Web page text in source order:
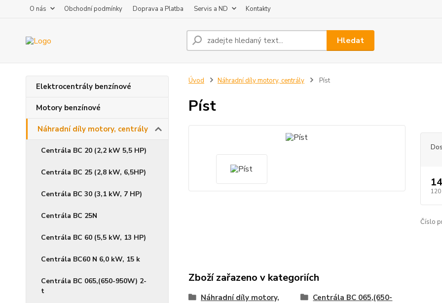
O nás Obchodní podmínky Doprava a Platba Servis a ND Kontakty
Hledat
Elektrocentrály benzínové
Motory benzínové
Náhradní díly motory, centrály
Centrála BC 20 (2,2 kW 5,5 HP)
Centrála BC 25 (2,8 kW, 6,5HP)
Centrála BC 30 (3,1 kW, 7 HP)
Centrála BC 25N
Centrála BC 60 (5,5 kW, 13 HP)
Centrála BC60 N 6,0 kW, 15 k
Centrála BC 065,(650-950W) 2-
t
Úvod Náhradní díly motory, centrály Píst
Píst
120
Číslo
Zboží zařazeno v kategoriích
Náhradní díly motory,
Centrála BC 065,(650-